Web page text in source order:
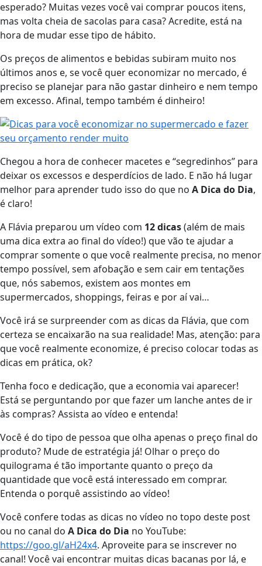
esperado? Muitas vezes você vai comprar poucos itens,
mas volta cheia de sacolas para casa? Acredite, está na
hora de mudar esse tipo de hábito.
Os preços de alimentos e bebidas subiram muito nos
últimos anos e, se você quer economizar no mercado, é
preciso se planejar para não gastar dinheiro e nem tempo
em excesso. Afinal, tempo também é dinheiro!
Chegou a hora de conhecer macetes e “segredinhos” para
deixar os excessos e desperdícios de lado. E não há lugar
melhor para aprender tudo isso do que no A Dica do Dia,
é claro!
A Flávia preparou um vídeo com 12 dicas(além de mais
uma dica extra ao final do vídeo!) que vão te ajudar a
comprar somente o que você realmente precisa, no menor
tempo possível, sem afobação e sem cair em tentações
que, nós sabemos, existem aos montes em
supermercados, shoppings, feiras e por aí vai…
Você irá se surpreender com as dicas da Flávia, que com
certeza se encaixarão na sua realidade! Mas, atenção: para
que você realmente economize, é preciso colocar todas as
dicas em prática, ok?
Tenha foco e dedicação, que a economia vai aparecer!
Está se perguntando por que fazer um lanche antes de ir
às compras? Assista ao vídeo e entenda!
Você é do tipo de pessoa que olha apenas o preço final do
produto? Mude de estratégia já! Olhar o preço do
quilograma é tão importante quanto o preço da
quantidade que você está interessado em comprar.
Entenda o porquê assistindo ao vídeo!
Você confere todas as dicas no vídeo no topo deste post
ou no canal do A Dica do Dia no YouTube:
https://goo.gl/aH24x4. Aproveite para se inscrever no
canal! Você vai encontrar muitas dicas bacanas por lá, e